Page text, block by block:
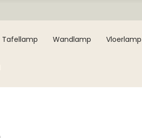
Tafellamp Wandlamp Vloerlamp